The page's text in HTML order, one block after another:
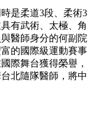
是柔道3段、柔術3
有武術、太極、角
醫師身分的何副院
的國際級運動賽事
際舞台獲得榮譽，
北隨隊醫師，將中